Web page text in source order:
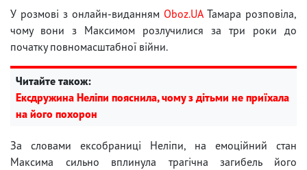
У розмові з онлайн-виданням Oboz.UAТамара розповіла,
чому вони з Максимом розлучилися за три роки до
початку повномасштабної війни.
Читайте також:
Ексдружина Неліпи пояснила, чому з дітьми не приїхала
на його похорон
За словами ексобраниці Неліпи, на емоційний стан
Максима сильно вплинула трагічна загибель його